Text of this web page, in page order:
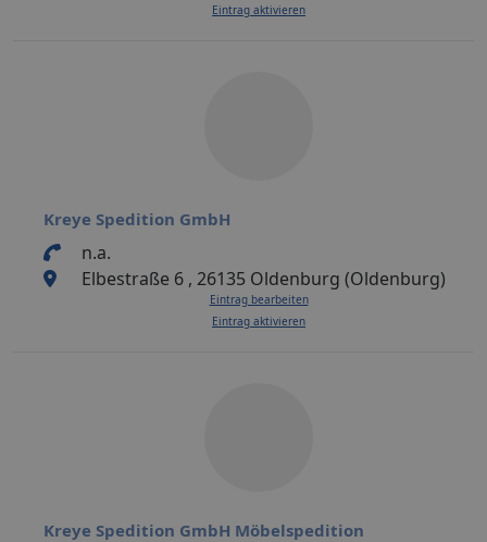
Eintrag aktivieren
Kreye Spedition GmbH
n.a.
Elbestraße 6 , 26135 Oldenburg (Oldenburg)
Eintrag bearbeiten
Eintrag aktivieren
Kreye Spedition GmbH Möbelspedition